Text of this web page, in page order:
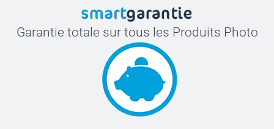
Garantie totale sur tous les Produits Photo